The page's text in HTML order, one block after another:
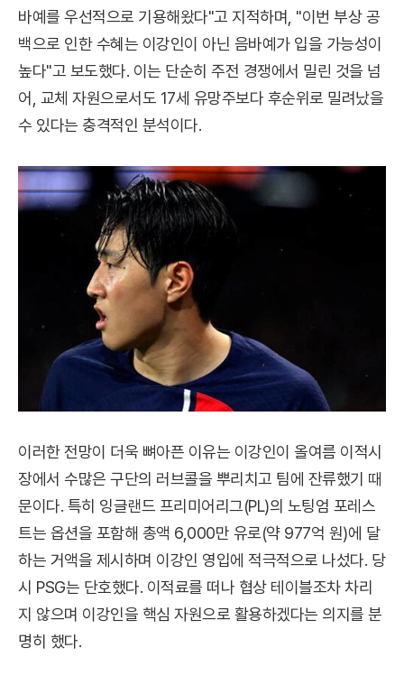
바예를 우선적으로 기용해왔다"고 지적하며, "이번 부상 공
백으로 인한 수혜는 이강인이 아닌 음바예가 입을 가능성이
높다"고 보도했다. 이는 단순히 주전 경쟁에서 밀린 것을 넘
어, 교체 자원으로서도 17세 유망주보다 후순위로 밀려났을
수 있다는 충격적인 분석이다.
이러한 전망이 더욱 뼈아픈 이유는 이강인이 올여름 이적시
장에서 수많은 구단의 러브콜을 뿌리치고 팀에 잔류했기 때
문이다. 특히 잉글랜드 프리미어리그(PL)의 노팅엄 포레스
트는 옵션을 포함해 총액 6,000만 유로(약 977억 원)에 달
하는 거액을 제시하며 이강인 영입에 적극적으로 나섰다. 당
시 PSG는 단호했다. 이적료를 떠나 협상 테이블조차 차리
지 않으며 이강인을 핵심 자원으로 활용하겠다는 의지를 분
명히 했다.